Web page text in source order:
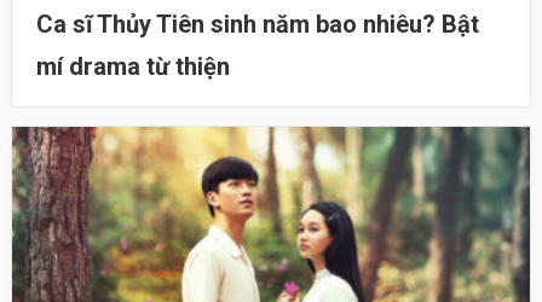
Ca sĩ Thủy Tiên sinh năm bao nhiêu? Bật
mí drama từ thiện